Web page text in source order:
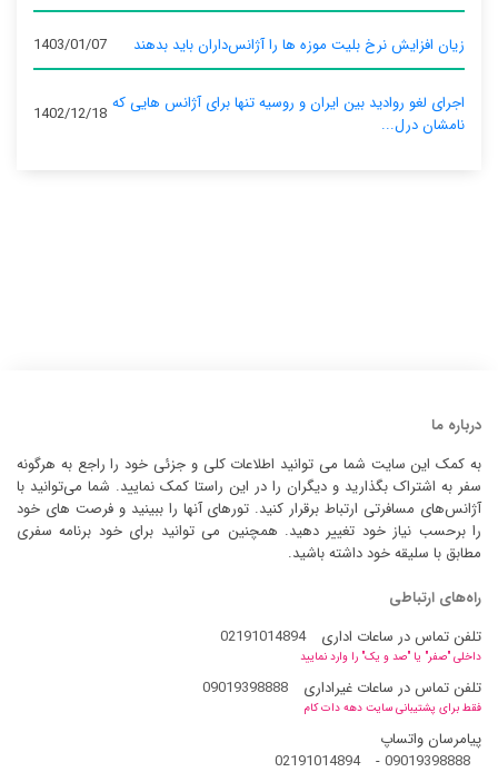
زیان افزایش نرخ بلیت موزه ها را آژانس‌داران باید بدهند 1403/01/07
اجرای لغو روادید بین ایران و روسیه تنها برای آژانس‌ هایی که
نامشان درل...
1402/12/18
درباره ما
به کمک این سایت شما می توانید اطلاعات کلی و جزئی خود را راجع به هرگونه
سفر به اشتراک بگذارید و دیگران را در این راستا کمک نمایید. شما می‌توانید با
آژانس‌های مسافرتی ارتباط برقرار کنید. تورهای آنها را ببینید و فرصت های خود
را برحسب نیاز خود تغییر دهید. همچنین می توانید برای خود برنامه سفری
مطابق با سلیقه خود داشته باشید.
راه‌های ارتباطی
تلفن تماس در ساعات اداری
02191014894
داخلی "صفر" یا "صد و یک" را وارد نمایید
تلفن تماس در ساعات غیراداری 09019398888
فقط برای پشتیبانی سایت دهه دات کام
پیامرسان واتساپ
09019398888
-
02191014894